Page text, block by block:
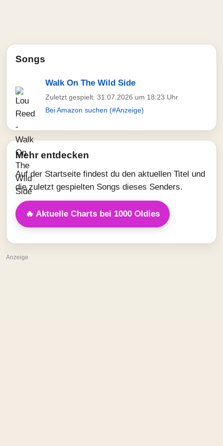
Songs
Walk On The Wild Side
Zuletzt gespielt: 31.07.2026 um 18:23 Uhr
Bei Amazon suchen (#Anzeige)
Mehr entdecken
Auf der Startseite findest du den aktuellen Titel und
die zuletzt gespielten Songs dieses Senders.
🔥 Aktuelle Charts bei 1000 Oldies
Anzeige